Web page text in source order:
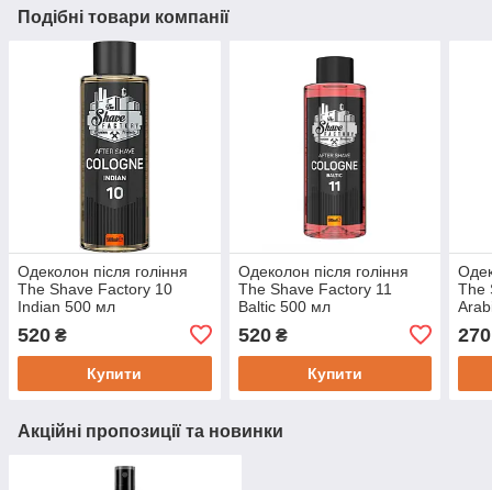
Подібні товари компанії
Одеколон після гоління
The Shave Factory 10
Indian 500 мл
520 ₴
Купити
Одеколон після гоління
The Shave Factory 11
Baltic 500 мл
520₴
Купити
The
270
Акційні пропозиції та новинки